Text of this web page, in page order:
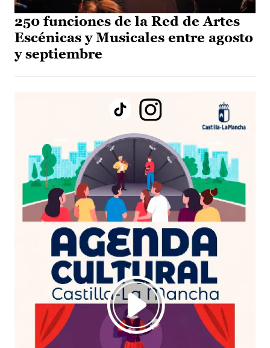
250 funciones de la Red de Artes
Escénicas y Musicales entre agosto
y septiembre